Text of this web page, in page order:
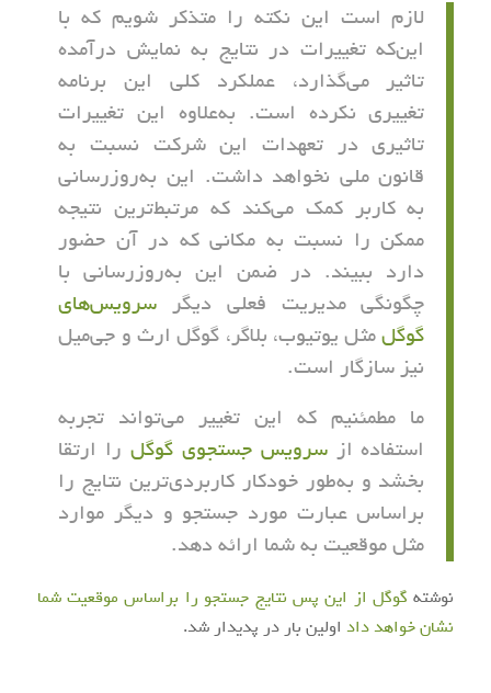
لازم است این نکته را متذکر شویم که با
این‌که تغییرات در نتایج به نمایش درآمده
تاثیر می‌گذارد، عملکرد کلی این برنامه‌
تغییری نکرده است. به‌علاوه این تغییرات
تاثیری در تعهدات این شرکت نسبت به
قانون ملی نخواهد داشت. این به‌روزرسانی
به کاربر کمک می‌کند که مرتبط‌‌ترین نتیجه
ممکن را نسبت به مکانی که در آن حضور
دارد ببیند. در ضمن این به‌روزرسانی با
چگونگی مدیریت فعلی دیگرسرویس‌های
گوگلمثل یوتیوب، بلاگر، گوگل ارث و جی‌میل
نیز سازگار است.
ما مطمئنیم که این تغییر می‌تواند تجربه
استفاده ازسرویس جستجوی گوگلرا ارتقا
بخشد و به‌طور خودکار کاربردی‌ترین نتایج را
براساس عبارت مورد جستجو و دیگر موارد
مثل موقعیت به شما ارائه دهد.
نوشته گوگل از این پس نتایج جستجو را براساس موقعیت شما
نشان خواهد داداولین بار در پدیدار شد.